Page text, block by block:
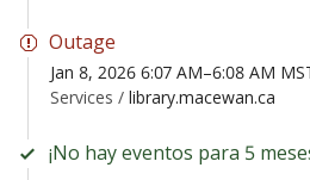
Outage
Jan 8, 2026 6:07 AM–6:08 AM
Services / library.macewan.ca
¡No hay eventos para 5